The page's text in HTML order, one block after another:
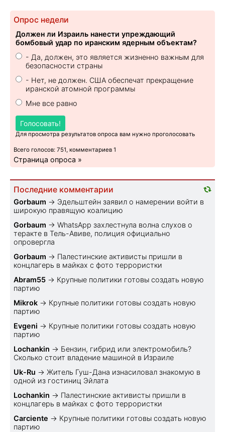
Опрос недели
Должен ли Израиль нанести упреждающий
бомбовый удар по иранским ядерным объектам?
- Да, должен, это является жизненно важным для
безопасности страны
- Нет, не должен. США обеспечат прекращение
иранской атомной программы
Мне все равно
Голосовать!
Для просмотра результатов опроса вам нужно проголосовать
Всего голосов: 751, комментариев 1
Страница опроса »
Последние комментарии
Gorbaum → Эдельштейн заявил о намерении войти в
широкую правящую коалицию
Gorbaum → WhatsApp захлестнула волна слухов о
теракте в Тель-Авиве, полиция официально
опровергла
Gorbaum → Палестинские активисты пришли в
концлагерь в майках с фото террористки
Abram55 → Крупные политики готовы создать новую
партию
Mikrok → Крупные политики готовы создать новую
партию
Evgeni → Крупные политики готовы создать новую
партию
Lochankin → Бензин, гибрид или электромобиль?
Cколько стоит владение машиной в Израиле
Uk-Ru → Житель Гуш-Дана изнасиловал знакомую в
одной из гостиниц Эйлата
Lochankin → Палестинские активисты пришли в
концлагерь в майках с фото террористки
Carciente → Крупные политики готовы создать новую
партию